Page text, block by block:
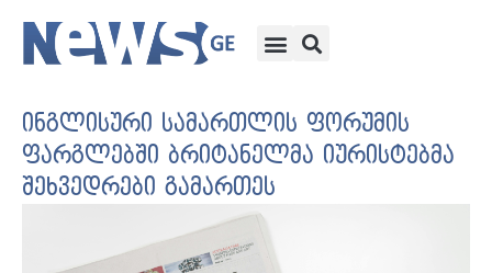
ინგლისური სამართლის ფორუმის
ფარგლებში ბრიტანელმა იურისტებმა
შეხვედრები გამართეს